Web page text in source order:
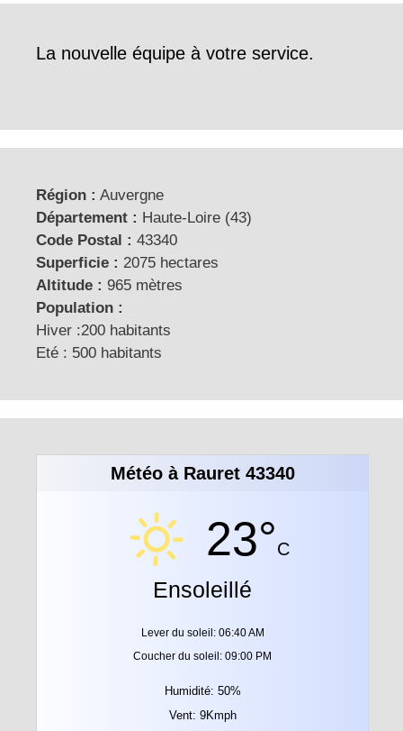
La nouvelle équipe à votre service.
Région : Auvergne
Département : Haute-Loire (43)
Code Postal : 43340
Superficie : 2075 hectares
Altitude : 965 mètres
Population :
Hiver :200 habitants
Eté : 500 habitants
Météo à Rauret 43340
23°C
Ensoleillé
Lever du soleil: 06:40 AM
Coucher du soleil: 09:00 PM
Humidité: 50%
Vent: 9Kmph